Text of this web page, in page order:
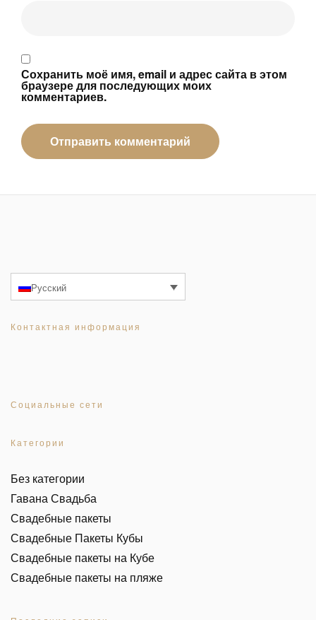
Сохранить моё имя, email и адрес сайта в этом
браузере для последующих моих
комментариев.
Русский
Контактная информация
Социальные сети
Категории
Без категории
Гавана Свадьба
Свадебные пакеты
Свадебные Пакеты Кубы
Свадебные пакеты на Кубе
Свадебные пакеты на пляже